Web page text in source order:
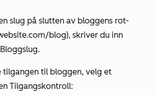
slug på slutten av bloggens rot-
blog), skriver du inn
Bloggslug.
tilgangen til bloggen, velg et
Tilgangskontroll: